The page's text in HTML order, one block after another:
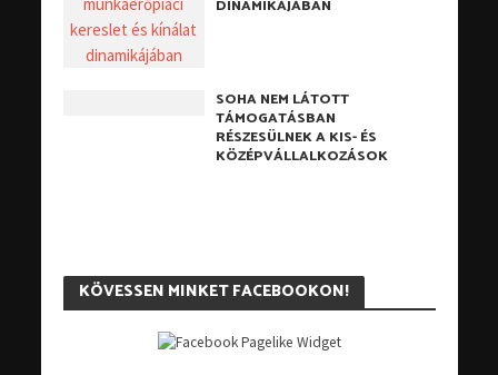
DINAMIKÁJÁBAN
SOHA NEM LÁTOTT
TÁMOGATÁSBAN
RÉSZESÜLNEK A KIS- ÉS
KÖZÉPVÁLLALKOZÁSOK
KÖVESSEN MINKET FACEBOOKON!